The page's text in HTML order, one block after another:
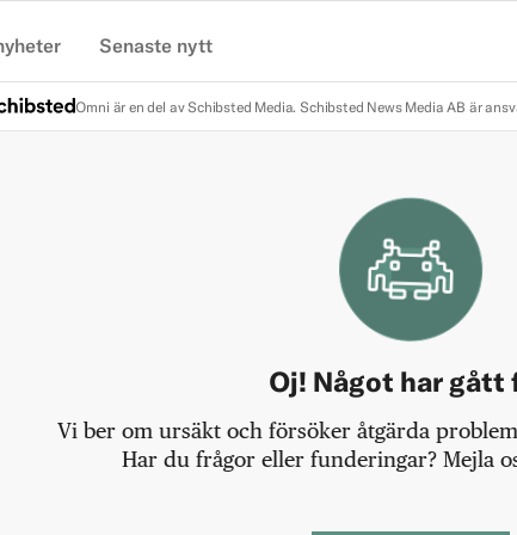
Senaste nytt
Omni är en del av Schibsted Media. Schibsted News Media AB är
Oj! Något har gått
Vi ber om ursäkt och försöker åtgärda
Har du frågor eller funderingar? Mejla